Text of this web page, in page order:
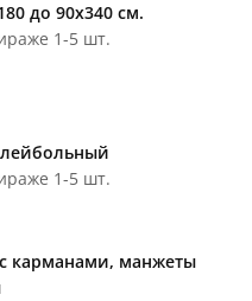
до 90х340 см.
1-5 шт.
1-5 шт.
карманами, манжеты